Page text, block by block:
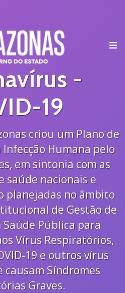
-
19
criou um Plano de
Humana pelo
em sintonia com as
saúde nacionais e
planejadas no âmbito
de Gestão de
Saúde Pública para
Vírus Respiratórios,
19 e outros vírus
causam Síndromes
Graves.